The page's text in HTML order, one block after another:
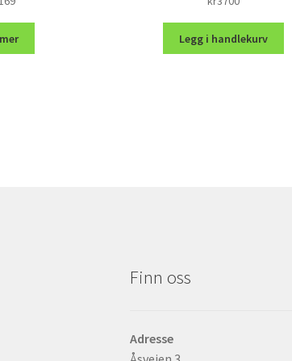
Legg i handlekurv
Finn oss
Adresse